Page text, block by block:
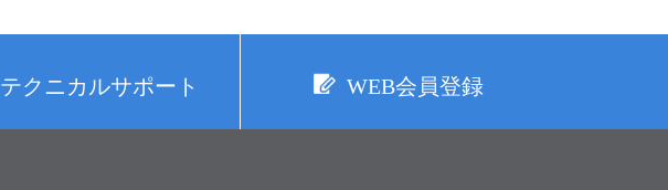
テクニカルサポート WEB会員登録